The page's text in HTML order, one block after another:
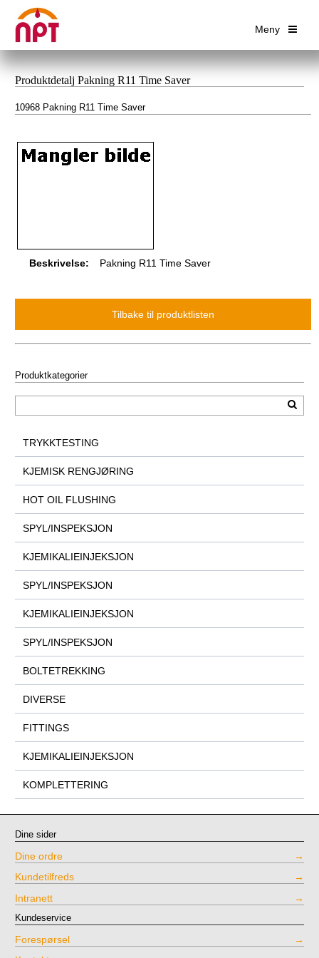
Meny
Produktdetalj Pakning R11 Time Saver
10968 Pakning R11 Time Saver
Beskrivelse: Pakning R11 Time Saver
Produktkategorier
TRYKKTESTING
KJEMISK RENGJØRING
HOT OIL FLUSHING
SPYL/INSPEKSJON
KJEMIKALIEINJEKSJON
SPYL/INSPEKSJON
KJEMIKALIEINJEKSJON
SPYL/INSPEKSJON
BOLTETREKKING
DIVERSE
FITTINGS
KJEMIKALIEINJEKSJON
KOMPLETTERING
Dine sider
Dine ordre
Kundetilfreds
Intranett
Kundeservice
Forespørsel